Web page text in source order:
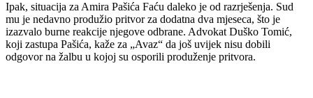
Ipak, situacija za Amira Pašića Faću daleko je od razrješenja. Sud
mu je nedavno produžio pritvor za dodatna dva mjeseca, što je
izazvalo burne reakcije njegove odbrane. Advokat Duško Tomić,
koji zastupa Pašića, kaže za „Avaz“ da još uvijek nisu dobili
odgovor na žalbu u kojoj su osporili produženje pritvora.